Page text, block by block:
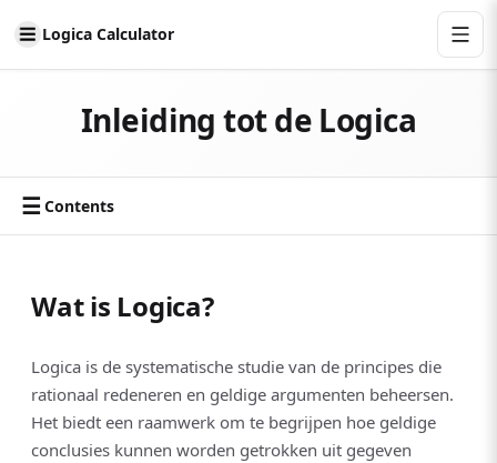
Logica Calculator
Inleiding tot de Logica
☰ Contents
Wat is Logica?
Logica is de systematische studie van de principes die
rationaal redeneren en geldige argumenten beheersen.
Het biedt een raamwerk om te begrijpen hoe geldige
conclusies kunnen worden getrokken uit gegeven